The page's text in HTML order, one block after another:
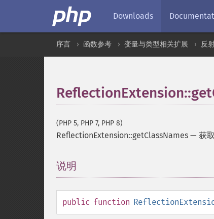
Downloads
序言 函数参考 变量与类型相关扩展 反
(PHP 5, PHP 7, PHP 8)
ReflectionExtension::getClassNames — 获
说明
public function